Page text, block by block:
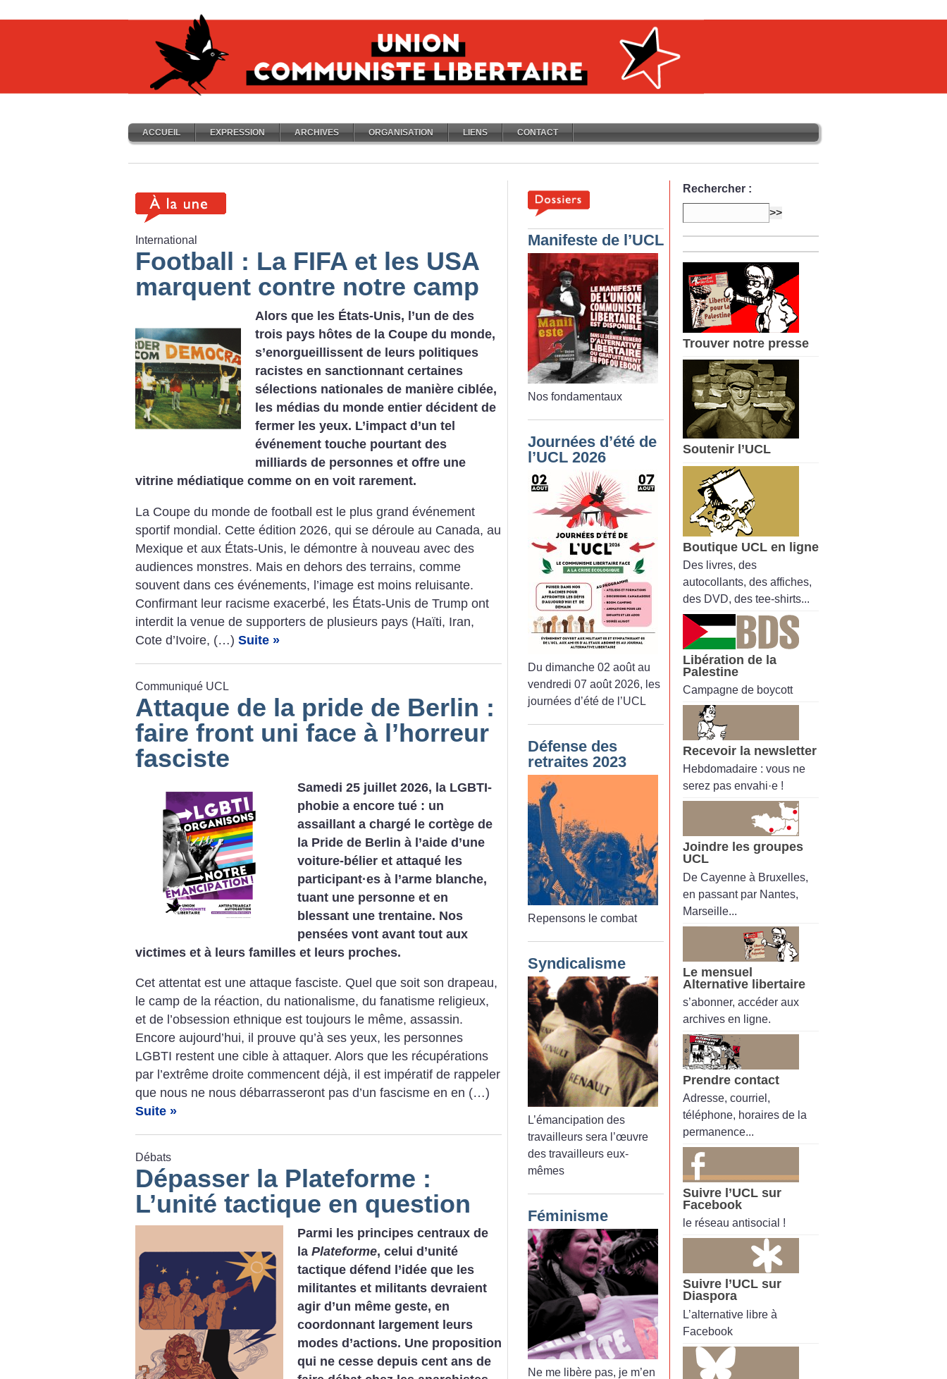
ACCUEIL EXPRESSION ARCHIVES ORGANISATION LIENS CONTACT
International
Football : La FIFA et les USA
marquent contre notre camp
Alors que les États-Unis, l’un de des
trois pays hôtes de la Coupe du monde,
s’enorgueillissent de leurs politiques
racistes en sanctionnant certaines
sélections nationales de manière ciblée,
les médias du monde entier décident de
fermer les yeux. L’impact d’un tel
événement touche pourtant des
milliards de personnes et offre une
vitrine médiatique comme on en voit rarement.
La Coupe du monde de football est le plus grand événement
sportif mondial. Cette édition 2026, qui se déroule au Canada, au
Mexique et aux États-Unis, le démontre à nouveau avec des
audiences ­monstres. Mais en dehors des terrains, comme
souvent dans ces événements, l’image est moins reluisante.
Confirmant leur racisme exacerbé, les États-Unis de Trump ont
interdit la venue de supporters de plusieurs pays (Haïti, Iran,
Cote d’Ivoire, (…) Suite »
Communiqué UCL
Attaque de la pride de Berlin :
faire front uni face à l’horreur
fasciste
Samedi 25 juillet 2026, la LGBTI-
phobie a encore tué : un
assaillant a chargé le cortège de
la Pride de Berlin à l’aide d’une
voiture-bélier et attaqué les
participant·es à l’arme blanche,
tuant une personne et en
blessant une trentaine. Nos
pensées vont avant tout aux
victimes et à leurs familles et leurs proches.
Cet attentat est une attaque fasciste. Quel que soit son drapeau,
le camp de la réaction, du nationalisme, du fanatisme religieux,
et de l’obsession ethnique est toujours le même, assassin.
Encore aujourd’hui, il prouve qu’à ses yeux, les personnes
LGBTI restent une cible à attaquer. Alors que les récupérations
par l’extrême droite commencent déjà, il est impératif de rappeler
que nous ne nous débarrasseront pas d’un fascisme en en (…)
Suite »
Débats
Dépasser la Plateforme :
L’unité tactique en question
Parmi les principes centraux de
la Plateforme, celui d’unité
tactique défend l’idée que les
militantes et militants devraient
agir d’un même geste, en
coordonnant largement leurs
modes d’actions. Une proposition
qui ne cesse depuis cent ans de
Manifeste de l’UCL
Nos fondamentaux
Journées d’été de
l’UCL 2026
Du dimanche 02 août au
vendredi 07 août 2026, les
journées d’été de l’UCL
Défense des
retraites 2023
Repensons le combat
Syndicalisme
L’émancipation des
travailleurs sera l’œuvre
des travailleurs eux-
mêmes
Féminisme
Ne me libère pas, je m’en
Rechercher :
Trouver notre presse
Soutenir l’UCL
Boutique UCL en ligne
Des livres, des
autocollants, des affiches,
des DVD, des tee-shirts...
Libération de la
Palestine
Campagne de boycott
Recevoir la newsletter
Hebdomadaire : vous ne
serez pas envahi·e !
Joindre les groupes
UCL
De Cayenne à Bruxelles,
en passant par Nantes,
Marseille...
Le mensuel
Alternative libertaire
s’abonner, accéder aux
archives en ligne.
Prendre contact
Adresse, courriel,
téléphone, horaires de la
permanence...
Suivre l’UCL sur
Facebook
le réseau antisocial !
Suivre l’UCL sur
Diaspora
L’alternative libre à
Facebook